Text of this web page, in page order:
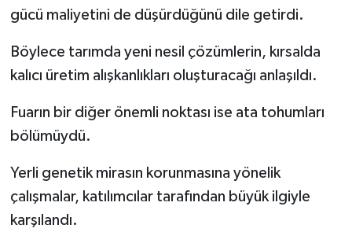
gücü maliyetini de düşürdüğünü dile getirdi.
Böylece tarımda yeni nesil çözümlerin, kırsalda
kalıcı üretim alışkanlıkları oluşturacağı anlaşıldı.
Fuarın bir diğer önemli noktası ise ata tohumları
bölümüydü.
Yerli genetik mirasın korunmasına yönelik
çalışmalar, katılımcılar tarafından büyük ilgiyle
karşılandı.